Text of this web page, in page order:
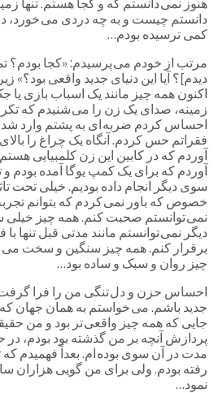
هنوز نمی دانستم که و کجا هستم. تنها
دانستم چیست و به چه دردی می
کمی ترسیده بودم…
مرتب از خودم می پرسیدم: «کجا بودم؟
دیدم]؟ آیا این دنیای جدید واقعی بود؟»
اکنون همه چیز مانند یک اسباب بازی
زمینه، صدای یک زن را می شنیدم که
احساس کردم ضربه ای به پشتم وارد
فقراتم حس کردم. آنگاه یک چراغ را
آوردم که در کابین این زن کلمبیایی
آوردم که برای یک کمپ یوگا آمده بودم و
سوی دیگر انجام داده بودیم. خیلی تحت
خصوص که باور نمی کردم که بتوانم
نمی توانستم صحبت کنم. همه چیز
دیگر نمی توانستم مانند مدتی قبل تنها
برقرار کنم. همه چیز سنگین و سخت می
چیز روان و سبک و ساده بود…
احساس حزن و دل تنگی من را فرا گرفت.
جدید باشم. می خواستم به همان جهان که
جایی که همه چیز واقعی تر بود و من
پردازش آنچه بر من گذشته بود بودم،
مدت در آن سوی بوده ام. بعداً فهمیدم که
رفته بودم. ولی برای من گویی هزاران
نمود…